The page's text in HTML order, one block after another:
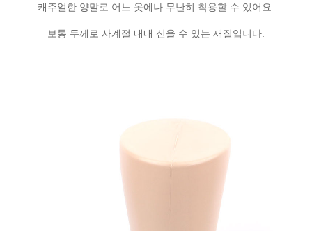
캐주얼한 양말로 어느 옷에나 무난히 착용할 수 있어요.
보통 두께로 사계절 내내 신을 수 있는 재질입니다.